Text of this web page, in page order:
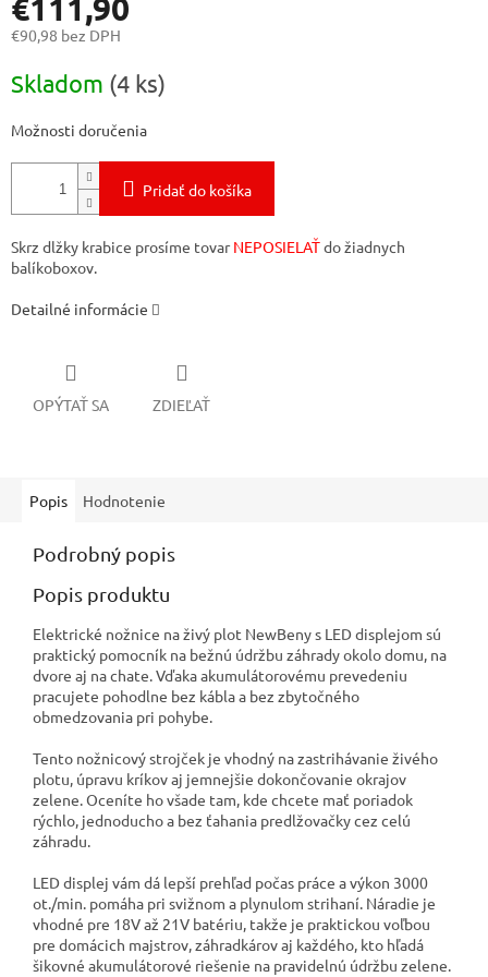
€111,90
€90,98 bez DPH
cena:
Skladom (4 ks)
Možnosti doručenia
Pridať do košíka
Skrz dlžky krabice prosíme tovarNEPOSIELAŤdo žiadnych
balíkoboxov.
Detailné informácie
OPÝTAŤ SA ZDIEĽAŤ
Popis Hodnotenie
Podrobný popis
Popis produktu
Elektrické nožnice na živý plot NewBeny s LED displejom sú
praktický pomocník na bežnú údržbu záhrady okolo domu, na
dvore aj na chate. Vďaka akumulátorovému prevedeniu
pracujete pohodlne bez kábla a bez zbytočného
obmedzovania pri pohybe.
Tento nožnicový strojček je vhodný na zastrihávanie živého
plotu, úpravu kríkov aj jemnejšie dokončovanie okrajov
zelene. Oceníte ho všade tam, kde chcete mať poriadok
rýchlo, jednoducho a bez ťahania predlžovačky cez celú
záhradu.
LED displej vám dá lepší prehľad počas práce a výkon 3000
ot./min. pomáha pri svižnom a plynulom strihaní. Náradie je
vhodné pre 18V až 21V batériu, takže je praktickou voľbou
pre domácich majstrov, záhradkárov aj každého, kto hľadá
šikovné akumulátorové riešenie na pravidelnú údržbu zelene.